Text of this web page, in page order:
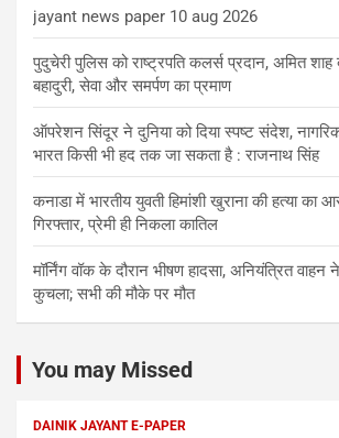
jayant news paper 10 aug 2026
पुदुचेरी पुलिस को राष्ट्रपति कलर्स प्रदान, अमित
बहादुरी, सेवा और समर्पण का प्रमाण
ऑपरेशन सिंदूर ने दुनिया को दिया स्पष्ट संदेश,
भारत किसी भी हद तक जा सकता है : राजनाथ सिंह
कनाडा में भारतीय युवती हिमांशी खुराना की हत्या का
गिरफ्तार, प्रेमी ही निकला कातिल
मॉर्निंग वॉक के दौरान भीषण हादसा, अनियंत्रित
कुचला; सभी की मौके पर मौत
You may Missed
DAINIK JAYANT E-PAPER